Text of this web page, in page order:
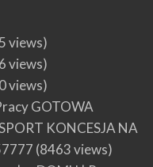
views)
views)
views)
GOTOWA
KONCESJA NA
(8463 views)